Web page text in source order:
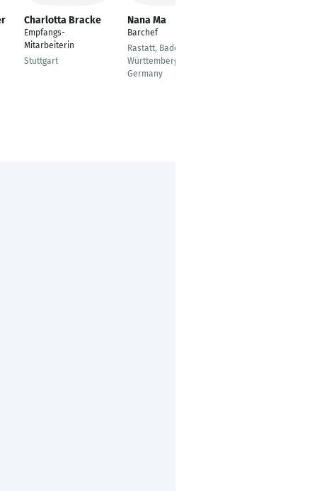
Charlotta Bracke
Empfangs-
Mitarbeiterin
Stuttgart
Nana Ma
Barchef
Rastatt, Baden-
Württemberg,
Germany